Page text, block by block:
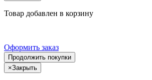
Товар добавлен в корзину
Оформить заказ
Продолжить покупки
×Закрыть